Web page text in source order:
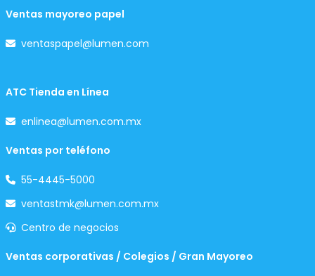
Ventas mayoreo papel
ventaspapel@lumen.com
ATC Tienda en Línea
enlinea@lumen.com.mx
Ventas por teléfono
55-4445-5000
ventastmk@lumen.com.mx
Centro de negocios
Ventas corporativas / Colegios / Gran Mayoreo